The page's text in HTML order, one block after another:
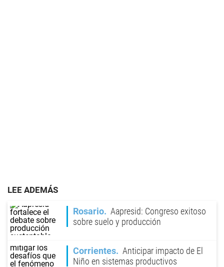
LEE ADEMÁS
Rosario
Aapresid: Congreso exitoso
sobre suelo y producción
Corrientes
Anticipar impacto de El
Niño en sistemas productivos